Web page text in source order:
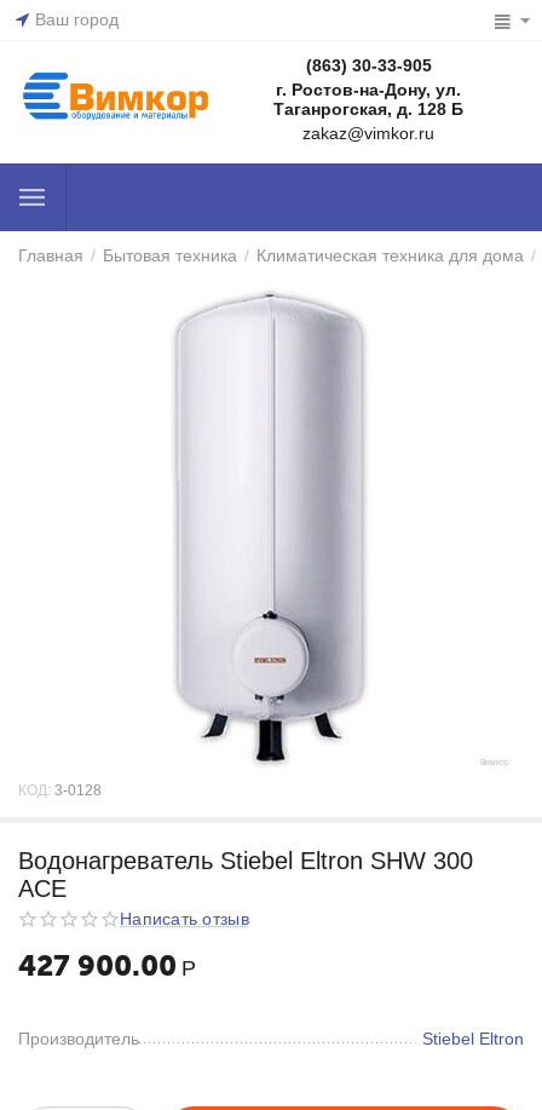
Ваш город
(863) 30-33-905
г. Ростов-на-Дону, ул.
Таганрогская, д. 128 Б
zakaz@vimkor.ru
Главная / Бытовая техника / Климатическая техника для дома /
КОД: 3-0128
Водонагреватель Stiebel Eltron SHW 300
ACE
Написать отзыв
427 900.00 Р
Производитель Stiebel Eltron